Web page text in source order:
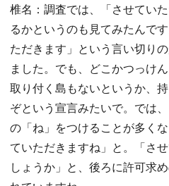
椎名：調査では、「させてい
るかというのも見てみたんで
ただきます」という言い切り
ました。でも、どこかつっけ
取り付く島もないというか、
ぞという宣言みたいで。では
の「ね」をつけることが多く
ていただきますね」と。「さ
しょうか」と、後ろに許可求